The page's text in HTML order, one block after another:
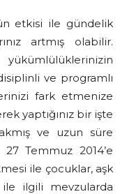
etkisi ile gündelik
artmış olabilir.
yükümlülüklerinizin
ve programlı
fark etmenize
yaptığınız bir işte
ve uzun süre
27 Temmuz 2014’e
ile çocuklar, aşk
ile ilgili mevzularda